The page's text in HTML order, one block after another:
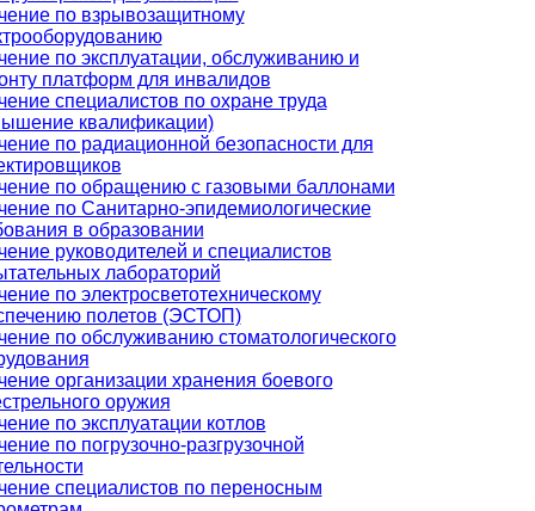
по взрывозащитному
по эксплуатации, обслуживанию и
платформ для инвалидов
специалистов по охране труда
квалификации)
по радиационной безопасности для
по обращению с газовыми баллонами
по Санитарно-эпидемиологические
в образовании
руководителей и специалистов
лабораторий
по электросветотехническому
полетов (ЭСТОП)
по обслуживанию стоматологического
организации хранения боевого
оружия
по эксплуатации котлов
по погрузочно-разгрузочной
специалистов по переносным